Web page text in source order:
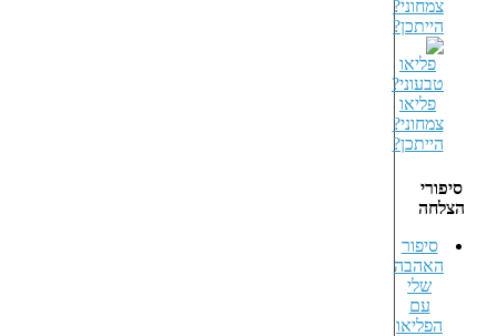
צמחוני?
הייתכן?
סיפורי
הצלחה
סיפור
האהבה
שלי
עם
הפליאו